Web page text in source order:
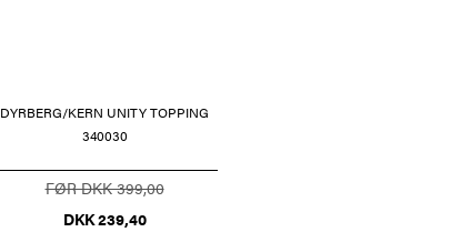
DYRBERG/KERN UNITY TOPPING
340030
FØR DKK 399,00
DKK 239,40